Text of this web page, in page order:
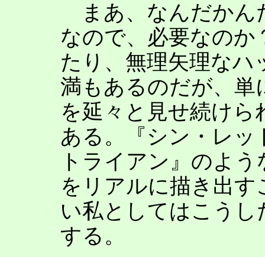
まあ、なんだかん
なので、必要なの
たり、無理矢理な
満もあるのだが、単
を延々と見せ続け
ある。『シン・レ
トライアン』のよ
をリアルに描き出
い私としてはこう
する。